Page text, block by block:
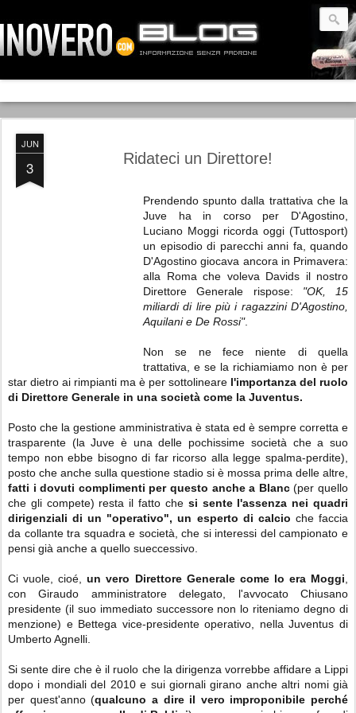
JUN
3 Ridateci un Direttore!
Prendendo spunto dalla trattativa che la
Juve ha in corso per D'Agostino,
Luciano Moggi ricorda oggi (Tuttosport)
un episodio di parecchi anni fa, quando
D'Agostino giocava ancora in Primavera:
alla Roma che voleva Davids il nostro
Direttore Generale rispose: "OK, 15
miliardi di lire più i ragazzini D'Agostino,
Aquilani e De Rossi".
Non se ne fece niente di quella
trattativa, e se la richiamiamo non è per
star dietro ai rimpianti ma è per sottolineare l'importanza del ruolo
di Direttore Generale in una società come la Juventus.
Posto che la gestione amministrativa è stata ed è sempre corretta e
trasparente (la Juve è una delle pochissime società che a suo
tempo non ebbe bisogno di far ricorso alla legge spalma-perdite),
posto che anche sulla questione stadio si è mossa prima delle altre,
fatti i dovuti complimenti per questo anche a Blanc(per quello
che gli compete) resta il fatto che si sente l'assenza nei quadri
dirigenziali di un "operativo", un esperto di calcio che faccia
da collante tra squadra e società, che si interessi del campionato e
pensi già anche a quello sueccessivo.
Ci vuole, cioé, un vero Direttore Generale come lo era Moggi
con Giraudo amministratore delegato, l'avvocato Chiusano
presidente (il suo immediato successore non lo riteniamo degno di
menzione) e Bettega vice-presidente operativo, nella Juventus di
Umberto Agnelli.
Si sente dire che è il ruolo che la dirigenza vorrebbe affidare a Lippi
dopo i mondiali del 2010 e sui giornali girano anche altri nomi già
per quest'anno (qualcuno a dire il vero improponibile perché